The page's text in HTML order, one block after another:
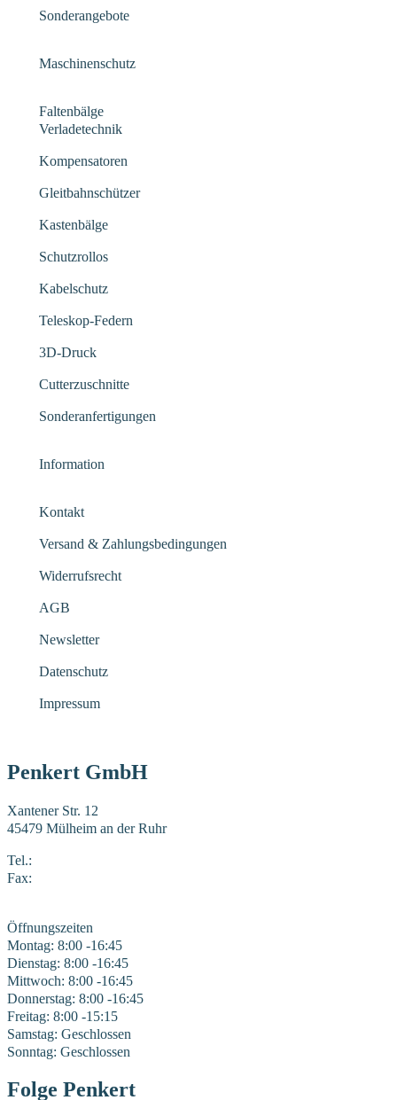
Sonderangebote
Maschinenschutz
Faltenbälge
Verladetechnik
Kompensatoren
Gleitbahnschützer
Kastenbälge
Schutzrollos
Kabelschutz
Teleskop-Federn
3D-Druck
Cutterzuschnitte
Sonderanfertigungen
Information
Kontakt
Versand & Zahlungsbedingungen
Widerrufsrecht
AGB
Newsletter
Datenschutz
Impressum
Penkert GmbH
Xantener Str. 12
45479 Mülheim an der Ruhr
Tel.:
Fax:
Öffnungszeiten
Montag: 8:00 -16:45
Dienstag: 8:00 -16:45
Mittwoch: 8:00 -16:45
Donnerstag: 8:00 -16:45
Freitag: 8:00 -15:15
Samstag: Geschlossen
Sonntag: Geschlossen
Folge Penkert